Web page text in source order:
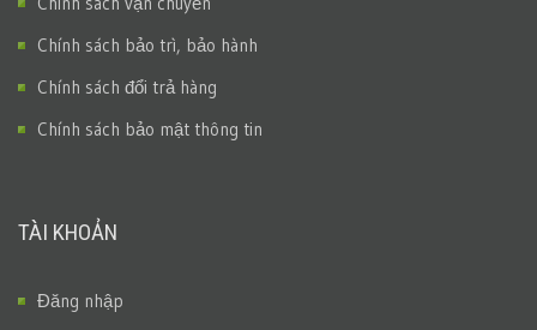
Chính sách bảo trì, bảo hành
Chính sách đổi trả hàng
Chính sách bảo mật thông tin
TÀI KHOẢN
Đăng nhập